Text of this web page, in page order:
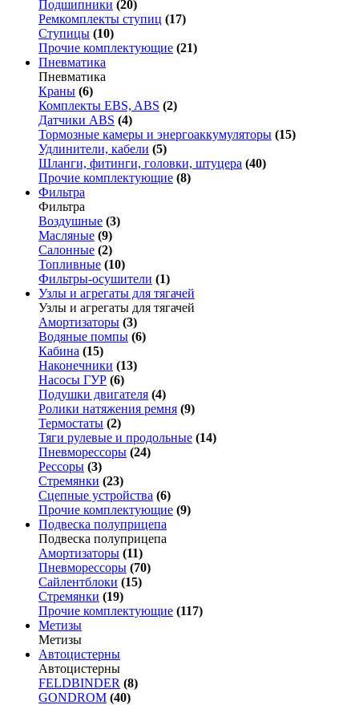
Подшипники (20)
Ремкомплекты ступиц (17)
Ступицы (10)
Прочие комплектующие (21)
Пневматика
Пневматика
Краны (6)
Комплекты EBS, ABS (2)
Датчики ABS (4)
Тормозные камеры и энергоаккумуляторы (15)
Удлинители, кабели (5)
Шланги, фитинги, головки, штуцера (40)
Прочие комплектующие (8)
Фильтра
Фильтра
Воздушные (3)
Масляные (9)
Салонные (2)
Топливные (10)
Фильтры-осушители (1)
Узлы и агрегаты для тягачей
Узлы и агрегаты для тягачей
Амортизаторы (3)
Водяные помпы (6)
Кабина (15)
Наконечники (13)
Насосы ГУР (6)
Подушки двигателя (4)
Ролики натяжения ремня (9)
Термостаты (2)
Тяги рулевые и продольные (14)
Пневморессоры (24)
Рессоры (3)
Стремянки (23)
Сцепные устройства (6)
Прочие комплектующие (9)
Подвеска полуприцепа
Подвеска полуприцепа
Амортизаторы (11)
Пневморессоры (70)
Сайлентблоки (15)
Стремянки (19)
Прочие комплектующие (117)
Метизы
Метизы
Автоцистерны
Автоцистерны
FELDBINDER (8)
GONDROM (40)